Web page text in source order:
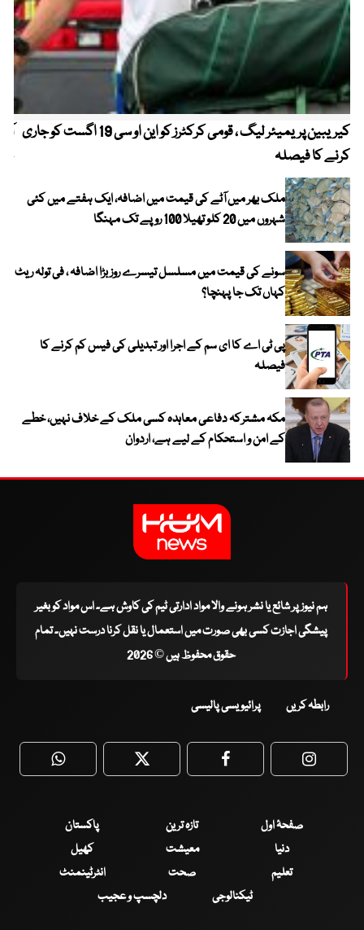
کیریبین پریمیئر لیگ ، قومی کرکٹرز کو این او سی 19 اگست کو جاری
کرنے کا فیصلہ
ملک بھر میں آٹے کی قیمت میں اضافہ، ایک ہفتے میں کئی
شہروں میں 20 کلو تھیلا 100 روپے تک مہنگا
سونے کی قیمت میں مسلسل تیسرے روز بڑا اضافہ ، فی تولہ ریٹ
کہاں تک جا پہنچا؟
پی ٹی اے کا ای سم کے اجرا اور تبدیلی کی فیس کم کرنے کا
فیصلہ
مکہ مشترکہ دفاعی معاہدہ کسی ملک کے خلاف نہیں، خطے
کے امن و استحکام کے لیے ہے، اردوان
ہم نیوز پر شائع یا نشر ہونے والا مواد ادارتی ٹیم کی کاوش ہے۔ اس مواد کو بغیر
پیشگی اجازت کسی بھی صورت میں استعمال یا نقل کرنا درست نہیں۔ تمام
حقوق محفوظ ہیں © 2026
رابطہ کریں پرائیویسی پالیسی
WhatsApp Twitter Facebook
صفحۂ اول تازہ ترین
پاکستان
دنیا
معیشت
کھیل
تعلیم
صحت
انٹرٹینمنٹ
ٹیکنالوجی
دلچسپ و عجیب